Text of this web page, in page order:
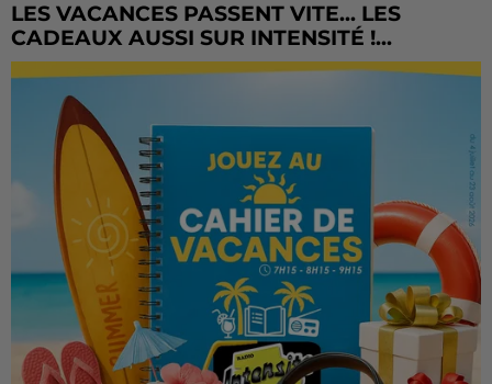
LES VACANCES PASSENT VITE... LES
CADEAUX AUSSI SUR INTENSITÉ !...